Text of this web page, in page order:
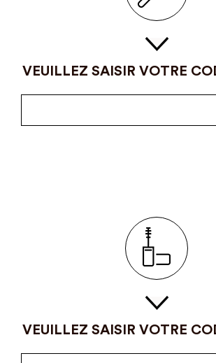
VEUILLEZ SAISIR VOTRE
VEUILLEZ SAISIR VOTRE